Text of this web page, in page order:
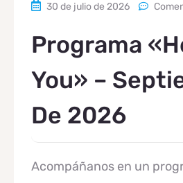
30 de julio de 2026
Programa
You» –
De 2026
Acompáñanos en un